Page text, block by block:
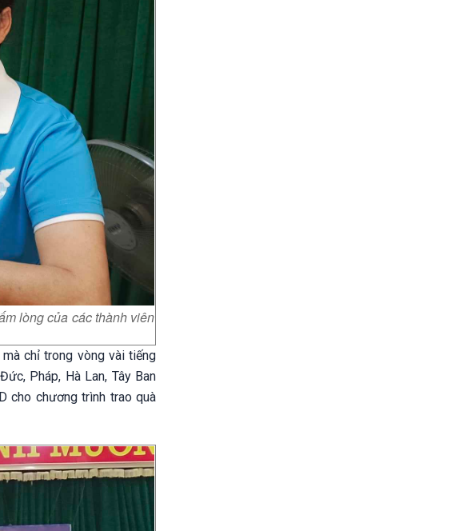
lòng của các thành viên
chỉ trong vòng vài tiếng
Pháp, Hà Lan, Tây Ban
cho chương trình trao quà